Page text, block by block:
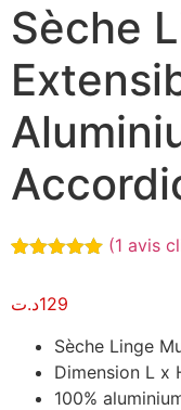
Sèche
basé sur
client
(1 avis
129د.ت
Sèche Linge
Dimension L x
100%